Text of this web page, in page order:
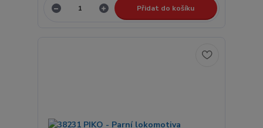
Přidat do košíku